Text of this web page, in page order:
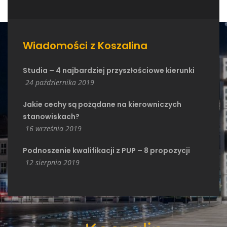
Wiadomości z Koszalina
Studia – 4 najbardziej przyszłościowe kierunki
24 października 2019
Jakie cechy są pożądane na kierowniczych
stanowiskach?
16 września 2019
Podnoszenie kwalifikacji z PUP – 8 propozycji
12 sierpnia 2019